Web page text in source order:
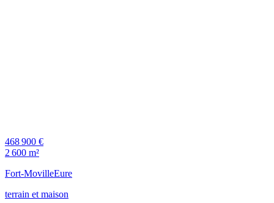
468 900 €
2 600 m²
Fort-MovilleEure
terrain et maison